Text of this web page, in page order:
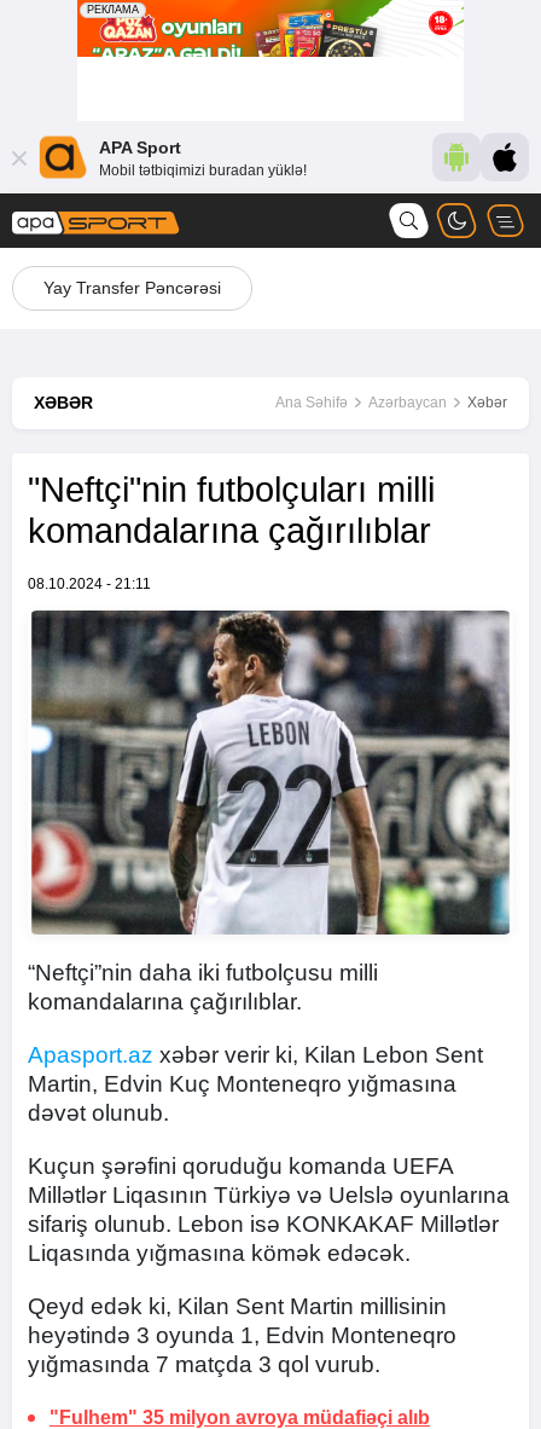
APA Sport
Mobil tətbiqimizi buradan yüklə!
Yay Transfer Pəncərəsi
XƏBƏR Ana Səhifə Azərbaycan Xəbər
"Neftçi"nin futbolçuları milli
komandalarına çağırılıblar
08.10.2024 - 21:11
“Neftçi”nin daha iki futbolçusu milli
komandalarına çağırılıblar.
Apasport.az xəbər verir ki, Kilan Lebon Sent
Martin, Edvin Kuç Monteneqro yığmasına
dəvət olunub.
Kuçun şərəfini qoruduğu komanda UEFA
Millətlər Liqasının Türkiyə və Uelslə oyunlarına
sifariş olunub. Lebon isə KONKAKAF Millətlər
Liqasında yığmasına kömək edəcək.
Qeyd edək ki, Kilan Sent Martin millisinin
heyətində 3 oyunda 1, Edvin Monteneqro
yığmasında 7 matçda 3 qol vurub.
"Fulhem" 35 milyon avroya müdafiəçi alıb